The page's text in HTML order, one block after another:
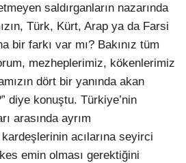
saldırganların nazarında
Türk, Kürt, Arap ya da Farsi
bir farkı var mı? Bakınız tüm
mezheplerimiz, kökenlerimiz
dört bir yanında akan
diye konuştu. Türkiye’nin
arasında ayrım
acılarına seyirci
emin olması gerektiğini